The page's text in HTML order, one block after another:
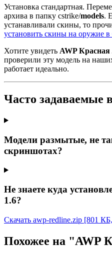
Установка стандартная.
архива в папку cstrike/models.
устанавливали скины, то
установить скины на оружие в
Хотите увидеть AWP
проверили эту модель на
работает идеально.
Часто задаваемые
Модели размытые, не
скриншотах?
Не знаете куда
1.6?
Скачать awp-redline.zip [801
Похожее на "AWP